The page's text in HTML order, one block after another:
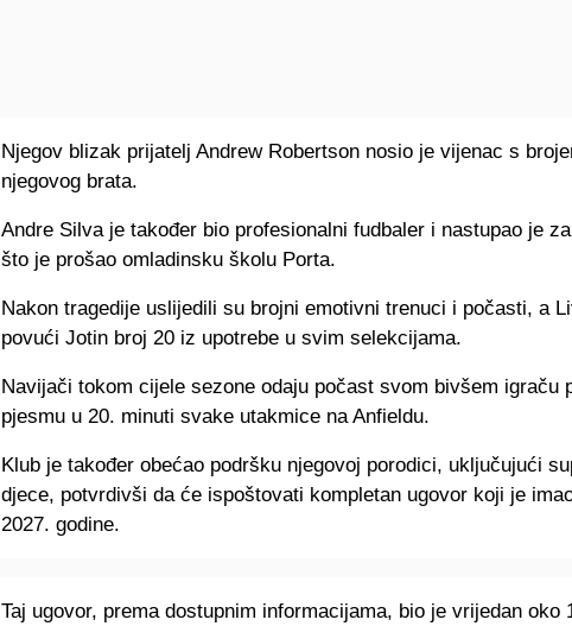
Njegov blizak prijatelj Andrew Robertson nosio je vijenac s
njegovog brata.
Andre Silva je također bio profesionalni fudbaler i nastupao je
što je prošao omladinsku školu Porta.
Nakon tragedije uslijedili su brojni emotivni trenuci i počasti, a
povući Jotin broj 20 iz upotrebe u svim selekcijama.
Navijači tokom cijele sezone odaju počast svom bivšem igraču
pjesmu u 20. minuti svake utakmice na Anfieldu.
Klub je također obećao podršku njegovoj porodici, uključujući
djece, potvrdivši da će ispoštovati kompletan ugovor koji je
2027. godine.
Taj ugovor, prema dostupnim informacijama, bio je vrijedan oko